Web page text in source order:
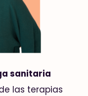
sanitaria
las terapias